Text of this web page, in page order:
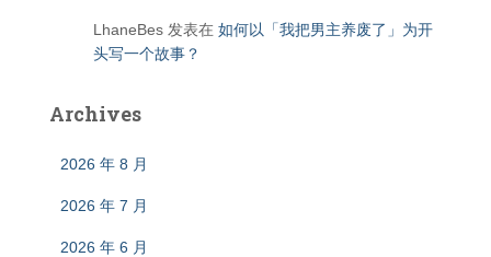
LhaneBes 发表在 如何以「我把男主养废了」为开
头写一个故事？
Archives
2026 年 8 月
2026 年 7 月
2026 年 6 月